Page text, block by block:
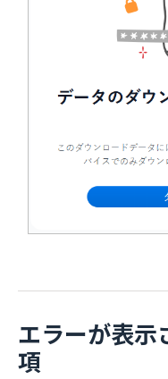
エラーが表示
項